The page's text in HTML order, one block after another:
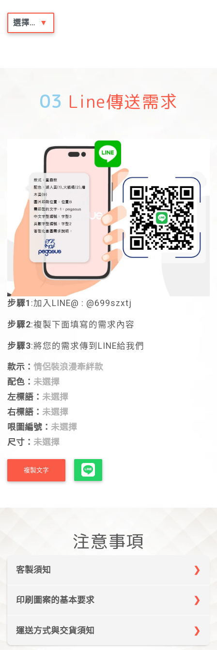
▼
03 Line傳送需求
步驟1 :加入LINE@ : @699szxtj
步驟2:複製下面填寫的需求內容
步驟3:將您的需求傳到LINE給我們
款示： 情侶裝浪漫牽絆款
配色： 未選擇
左標語： 未選擇
右標語： 未選擇
哏圖編號： 未選擇
尺寸： 未選擇
複製文字
注意事項
客製須知
設計。如您有自行設計圖樣或logo，請提供
各式運動項目皆有多種機能布料及版型可供
選擇，詳情請洽當地客服。
印刷圖案的基本要求
提供
運送方式與交貨須知